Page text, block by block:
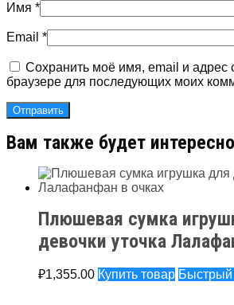
Имя *
Email *
Сохранить моё имя, email и адрес
браузере для последующих моих
Вам также будет
Плюшевая сумка
девочки уточка
₽1,355.00 Купить товар Быстрый